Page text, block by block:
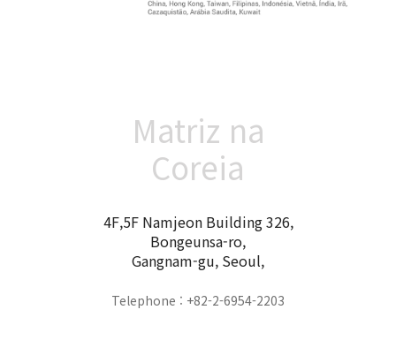
Matriz na
Coreia
4F,5F Namjeon Building 326,
Bongeunsa-ro,
Gangnam-gu, Seoul,
Telephone : +82-2-6954-2203